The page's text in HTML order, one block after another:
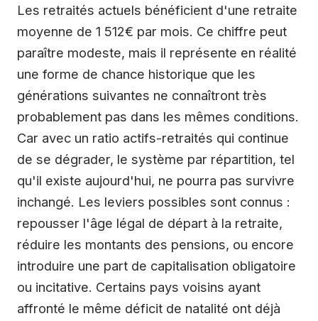
Les retraités actuels bénéficient d'une retraite
moyenne de 1 512€ par mois. Ce chiffre peut
paraître modeste, mais il représente en réalité
une forme de chance historique que les
générations suivantes ne connaîtront très
probablement pas dans les mêmes conditions.
Car avec un ratio actifs-retraités qui continue
de se dégrader, le système par répartition, tel
qu'il existe aujourd'hui, ne pourra pas survivre
inchangé. Les leviers possibles sont connus :
repousser l'âge légal de départ à la retraite,
réduire les montants des pensions, ou encore
introduire une part de capitalisation obligatoire
ou incitative. Certains pays voisins ayant
affronté le même déficit de natalité ont déjà